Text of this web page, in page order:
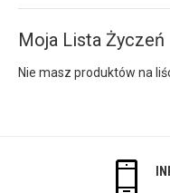
Moja Lista Życzeń
Nie masz produktów na